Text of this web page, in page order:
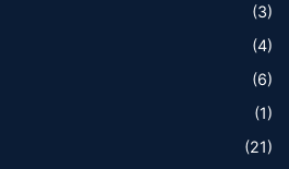
(3)
(4)
(6)
(1)
(21)